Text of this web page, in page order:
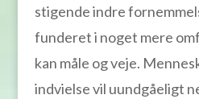
stigende indre
funderet i noget mere
kan måle og veje.
indvielse vil uundgåeligt